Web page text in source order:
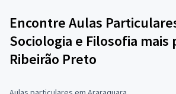
Encontre Aulas
Sociologia e Filosofia mais
Ribeirão Preto